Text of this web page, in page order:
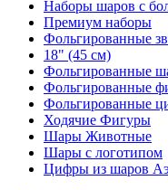
Наборы шаров с
Премиум наборы
Фольгированные
18" (45 см)
Фольгированные
Фольгированные
Фольгированные
Ходячие Фигуры
Шары Животные
Шары с логотипом
Цифры из шаров